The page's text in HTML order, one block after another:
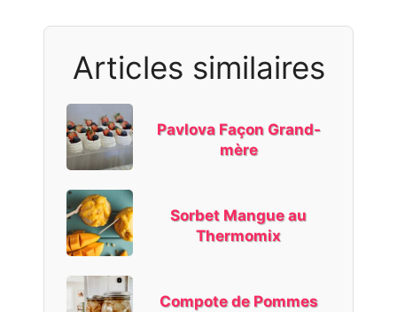
Articles similaires
Pavlova Façon Grand-
mère
Sorbet Mangue au
Thermomix
Compote de Pommes